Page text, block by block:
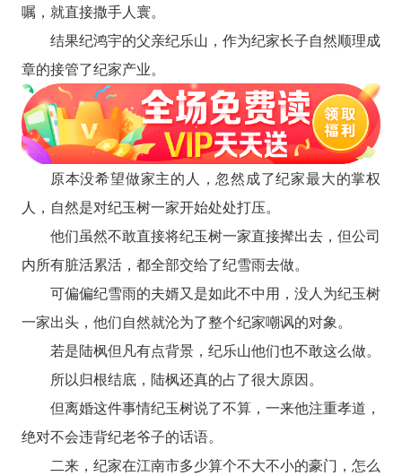
嘱，就直接撒手人寰。
结果纪鸿宇的父亲纪乐山，作为纪家长子自然顺理成
章的接管了纪家产业。
原本没希望做家主的人，忽然成了纪家最大的掌权
人，自然是对纪玉树一家开始处处打压。
他们虽然不敢直接将纪玉树一家直接撵出去，但公司
内所有脏活累活，都全部交给了纪雪雨去做。
可偏偏纪雪雨的夫婿又是如此不中用，没人为纪玉树
一家出头，他们自然就沦为了整个纪家嘲讽的对象。
若是陆枫但凡有点背景，纪乐山他们也不敢这么做。
所以归根结底，陆枫还真的占了很大原因。
但离婚这件事情纪玉树说了不算，一来他注重孝道，
绝对不会违背纪老爷子的话语。
二来，纪家在江南市多少算个不大不小的豪门，怎么